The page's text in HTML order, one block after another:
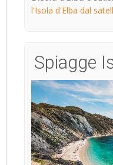
l'Isola d'Elba dal
Spiagge